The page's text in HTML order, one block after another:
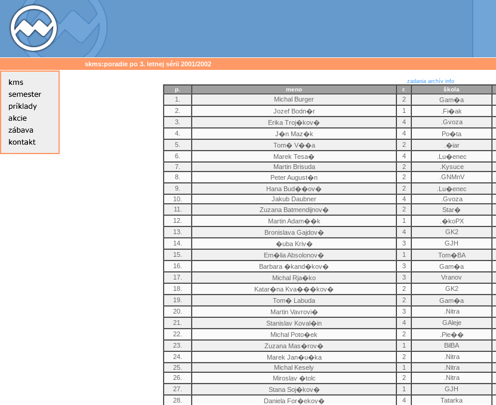
skms:poradie po 3. letnej sérii 2001/2002
zadania archív info
p. meno r. škola
1. Michal Burger 2 Gam�a
2.
Jozef Bodn�r 1 .Fi�ak
3.
Erika Troj�kov� 4 .Gvoza
4.
J�n Maz�k 4 Po�ta
5.
Tom� V��a 2 .�iar
6.
Marek Tesa� 4 .Lu�enec
7.
Martin Brisuda 2 .Kysuce
8.
Peter August�n 2 .GNMnV
9.
Hana Bud��ov� 2 .Lu�enec
10.
Jakub Daubner 4 .Gvoza
11.
Zuzana Batmendijnov� 2 Star�
12.
Martin Adam��k 1 .�koPX
13.
Bronislava Gajdov� 4 GK2
14.
�uba Kriv� 3 GJH
15.
Em�lia Absolonov� 1 Tom�BA
16.
Barbara �kand�kov� 3 Gam�a
17.
Michal Rja�ko 3 Vranov
18.
Katar�na Kva���kov� 2 GK2
19.
Tom� Labuda 2 Gam�a
20.
Martin Vavrovi� 3 .Nitra
21.
Stanislav Koval�in 4 GAleje
22.
Michal Poto�ek 2 .Pie��
23.
Zuzana Mas�rov� 1 BilBA
24.
Marek Jan�u�ka 2 .Nitra
25.
Michal Kesely 1 .Nitra
26.
Miroslav �tolc 2 .Nitra
27.
Stana Soj�kov� 1 GJH
28.
Daniela For�ekov� 4 Tatarka